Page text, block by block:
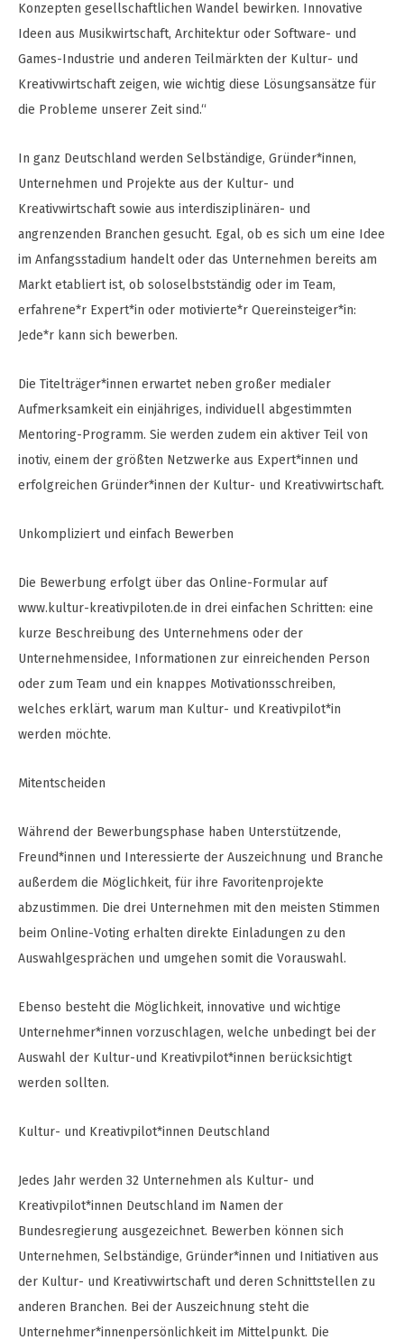
Konzepten gesellschaftlichen Wandel bewirken. Innovative
Ideen aus Musikwirtschaft, Architektur oder Software- und
Games-Industrie und anderen Teilmärkten der Kultur- und
Kreativwirtschaft zeigen, wie wichtig diese Lösungsansätze für
die Probleme unserer Zeit sind.“
In ganz Deutschland werden Selbständige, Gründer*innen,
Unternehmen und Projekte aus der Kultur- und
Kreativwirtschaft sowie aus interdisziplinären- und
angrenzenden Branchen gesucht. Egal, ob es sich um eine Idee
im Anfangsstadium handelt oder das Unternehmen bereits am
Markt etabliert ist, ob soloselbstständig oder im Team,
erfahrene*r Expert*in oder motivierte*r Quereinsteiger*in:
Jede*r kann sich bewerben.
Die Titelträger*innen erwartet neben großer medialer
Aufmerksamkeit ein einjähriges, individuell abgestimmten
Mentoring-Programm. Sie werden zudem ein aktiver Teil von
inotiv, einem der größten Netzwerke aus Expert*innen und
erfolgreichen Gründer*innen der Kultur- und Kreativwirtschaft.
Unkompliziert und einfach Bewerben
Die Bewerbung erfolgt über das Online-Formular auf
www.kultur-kreativpiloten.de in drei einfachen Schritten: eine
kurze Beschreibung des Unternehmens oder der
Unternehmensidee, Informationen zur einreichenden Person
oder zum Team und ein knappes Motivationsschreiben,
welches erklärt, warum man Kultur- und Kreativpilot*in
werden möchte.
Mitentscheiden
Während der Bewerbungsphase haben Unterstützende,
Freund*innen und Interessierte der Auszeichnung und Branche
außerdem die Möglichkeit, für ihre Favoritenprojekte
abzustimmen. Die drei Unternehmen mit den meisten Stimmen
beim Online-Voting erhalten direkte Einladungen zu den
Auswahlgesprächen und umgehen somit die Vorauswahl.
Ebenso besteht die Möglichkeit, innovative und wichtige
Unternehmer*innen vorzuschlagen, welche unbedingt bei der
Auswahl der Kultur-und Kreativpilot*innen berücksichtigt
werden sollten.
Kultur- und Kreativpilot*innen Deutschland
Jedes Jahr werden 32 Unternehmen als Kultur- und
Kreativpilot*innen Deutschland im Namen der
Bundesregierung ausgezeichnet. Bewerben können sich
Unternehmen, Selbständige, Gründer*innen und Initiativen aus
der Kultur- und Kreativwirtschaft und deren Schnittstellen zu
anderen Branchen. Bei der Auszeichnung steht die
Unternehmer*innenpersönlichkeit im Mittelpunkt. Die